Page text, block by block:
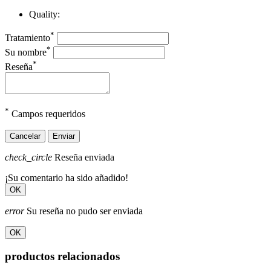
Quality:
Tratamiento*
Su nombre*
Reseña*
* Campos requeridos
Cancelar Enviar
check_circle Reseña enviada
¡Su comentario ha sido añadido!
OK
errorSu reseña no pudo ser enviada
OK
productos relacionados